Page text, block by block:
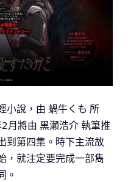
小說，由 蝸牛くも 所
月將由 黑瀨浩介 執筆推
到第四集。時下主流故
，就注定要完成一部雋
。